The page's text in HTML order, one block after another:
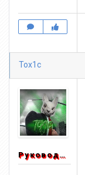
Tox1c
Руководитель